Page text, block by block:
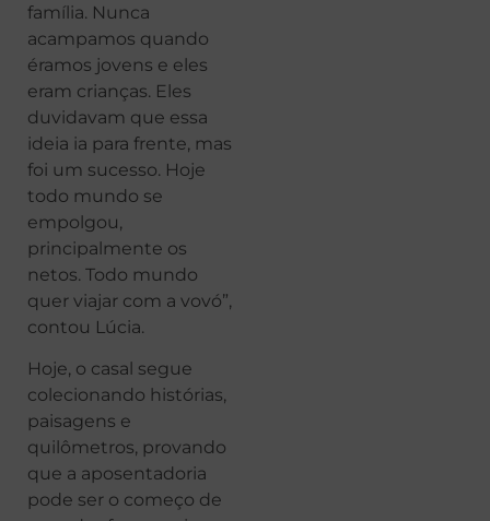
família. Nunca
acampamos quando
éramos jovens e eles
eram crianças. Eles
duvidavam que essa
ideia ia para frente, mas
foi um sucesso. Hoje
todo mundo se
empolgou,
principalmente os
netos. Todo mundo
quer viajar com a vovó”,
contou Lúcia.
Hoje, o casal segue
colecionando histórias,
paisagens e
quilômetros, provando
que a aposentadoria
pode ser o começo de